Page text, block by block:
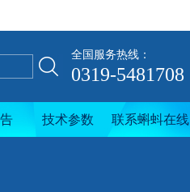
全国服务热线：
0319-5481708
技术参数 联系蝌蚪在线